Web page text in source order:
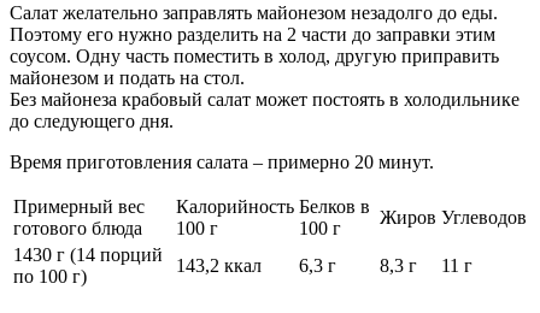
Салат желательно заправлять майонезом незадолго до еды.
Поэтому его нужно разделить на 2 части до заправки этим
соусом. Одну часть поместить в холод, другую приправить
майонезом и подать на стол.
Без майонеза крабовый салат может постоять в холодильнике
до следующего дня.
Время приготовления салата – примерно 20 минут.
Примерный вес
готового блюда
Калорийность
100 г
Белков в
100 г
Жиров Углеводов
1430 г (14 порций
по 100 г)
143,2 ккал 6,3 г 8,3 г 11 г